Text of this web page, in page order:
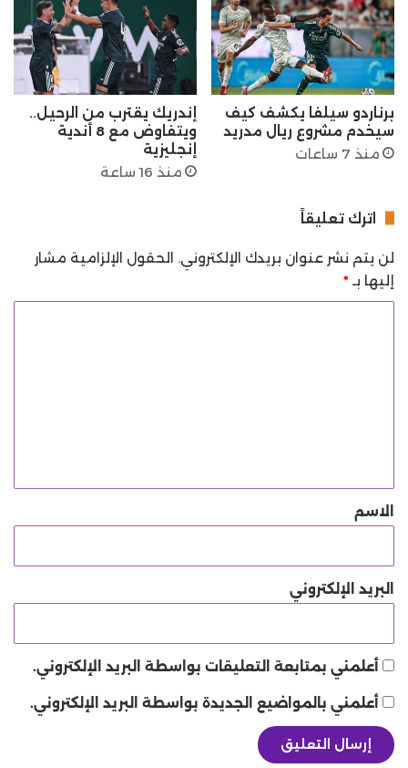
برناردو سيلفا يكشف كيف
سيخدم مشروع ريال مدريد
منذ 7 ساعات
إندريك يقترب من الرحيل..
ويتفاوض مع 8 أندية
إنجليزية
منذ 16 ساعة
اترك تعليقاً
لن يتم نشر عنوان بريدك الإلكتروني. الحقول الإلزامية مشار
إليها بـ *
*الاسم
البريد الإلكتروني
أعلمني بمتابعة التعليقات بواسطة البريد الإلكتروني.
أعلمني بالمواضيع الجديدة بواسطة البريد الإلكتروني.